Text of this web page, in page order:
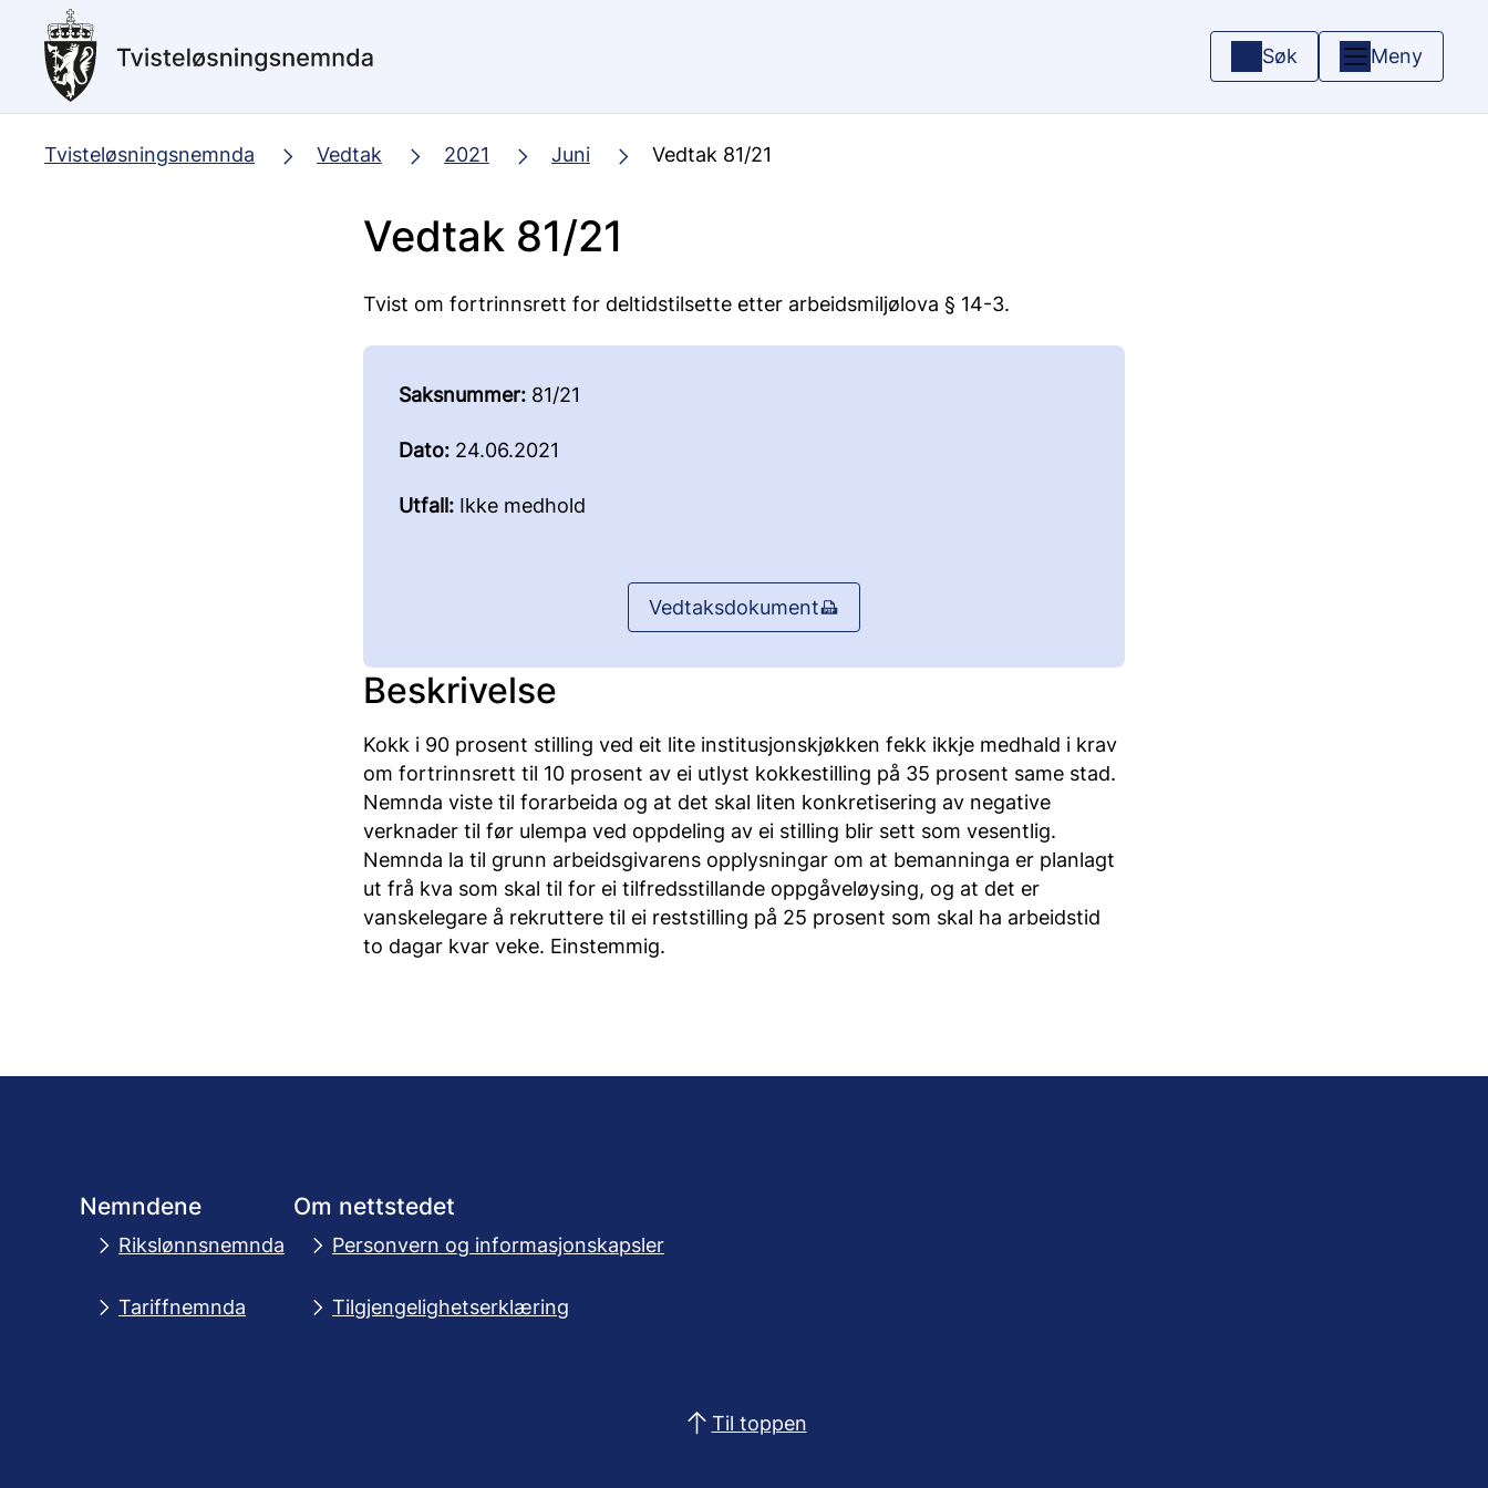
hovedinnhold
Søk Meny
Tvisteløsningsnemnda Vedtak 2021 Juni Vedtak 81/21
Vedtak 81/21
Tvist om fortrinnsrett for deltidstilsette etter arbeidsmiljølova § 14-3.
Saksnummer: 81/21
Dato: 24.06.2021
Utfall: Ikke medhold
Vedtaksdokument
Beskrivelse
Kokk i 90 prosent stilling ved eit lite institusjonskjøkken fekk ikkje medhald i krav
om fortrinnsrett til 10 prosent av ei utlyst kokkestilling på 35 prosent same stad.
Nemnda viste til forarbeida og at det skal liten konkretisering av negative
verknader til før ulempa ved oppdeling av ei stilling blir sett som vesentlig.
Nemnda la til grunn arbeidsgivarens opplysningar om at bemanninga er planlagt
ut frå kva som skal til for ei tilfredsstillande oppgåveløysing, og at det er
vanskelegare å rekruttere til ei reststilling på 25 prosent som skal ha arbeidstid
to dagar kvar veke. Einstemmig.
Nemndene
Rikslønnsnemnda
Tariffnemnda
Om nettstedet
Personvern og informasjonskapsler
Tilgjengelighetserklæring
Til toppen